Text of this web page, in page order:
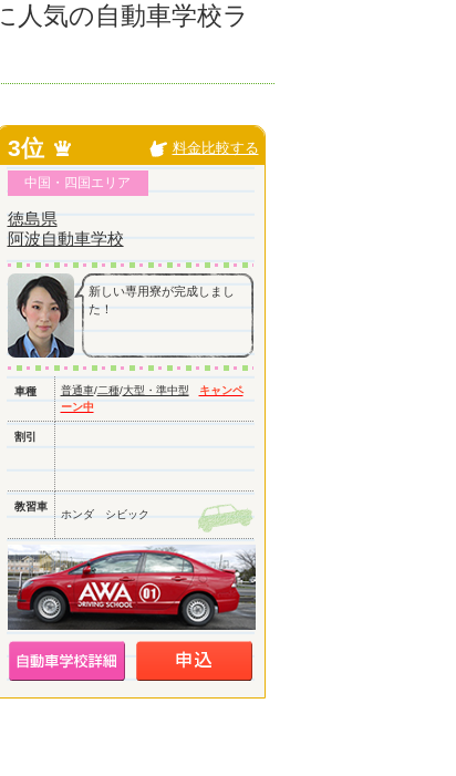
人気の自動車学校ラ
3位 料金比較する
中国・四国エリア
徳島県
阿波自動車学校
新しい専用寮が完成しまし
た！
車種 普通車/二種/大型・準中型
キャンペ
ーン中
割引
教習車
ホンダ シビック